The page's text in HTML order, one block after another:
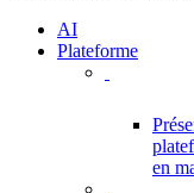
AI
Plateforme
en